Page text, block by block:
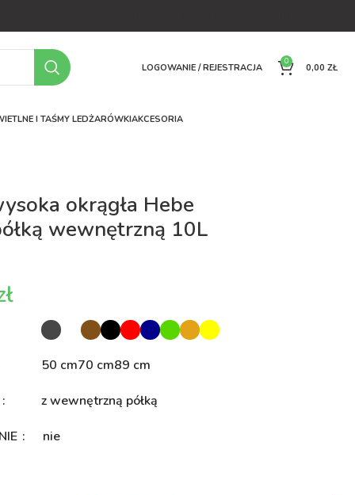
LOGOWANIE / REJESTRACJA
0
0,00 ZŁ
I TAŚMY LEDŻARÓWKIAKCESORIA
okrągła Hebe
wewnętrzną 10L
50 cm70 cm89 cm
z wewnętrzną półką
nie